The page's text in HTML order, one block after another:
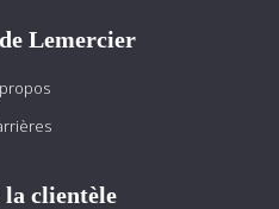
Lemercier
la clientèle